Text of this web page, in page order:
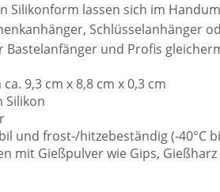
Silikonform lassen sich im
Schlüsselanhänger
Bastelanfänger und Profis
9,3 cm x 8,8 cm x 0,3 cm
Silikon
und frost-/hitzebeständig (-40°C
mit Gießpulver wie Gips,